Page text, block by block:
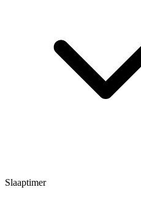
Slaaptimer